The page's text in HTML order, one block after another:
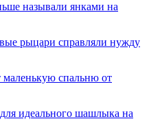
называли янками на
рыцари справляли нужду
маленькую спальню от
идеального шашлыка на